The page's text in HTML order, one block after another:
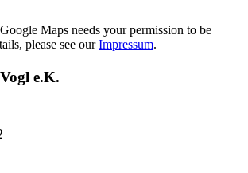
Maps needs your permission to be
please see ourImpressum.
Vogl e.K.